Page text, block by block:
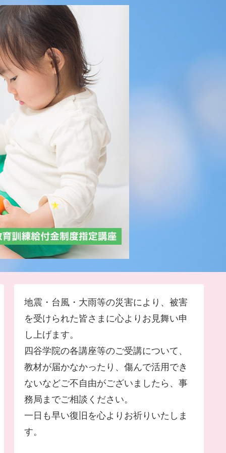
地震・台風・大雨等の災害により、被害
を受けられた皆さまに心よりお見舞い申
し上げます。
四谷学院の各講座等のご受講について、
教材が届かなかったり、傷んで活用でき
ないなどご不自由がございましたら、事
務局までご相談ください。
一日も早い復旧を心よりお祈りいたしま
す。